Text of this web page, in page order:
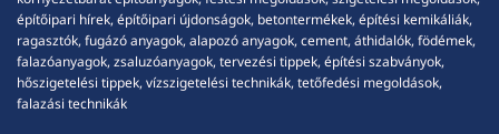
építőipari hírek, építőipari újdonságok, betontermékek, építési kemikáliák,
ragasztók, fugázó anyagok, alapozó anyagok, cement, áthidalók, födémek,
falazóanyagok, zsaluzóanyagok, tervezési tippek, építési szabványok,
hőszigetelési tippek, vízszigetelési technikák, tetőfedési megoldások,
falazási technikák